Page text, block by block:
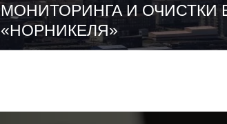
МОНИТОРИНГА И ОЧИСТКИ
«НОРНИКЕЛЯ»